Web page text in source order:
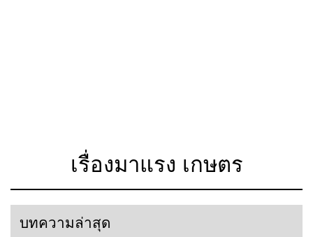
เรื่องมาแรง เกษตร
บทความล่าสุด